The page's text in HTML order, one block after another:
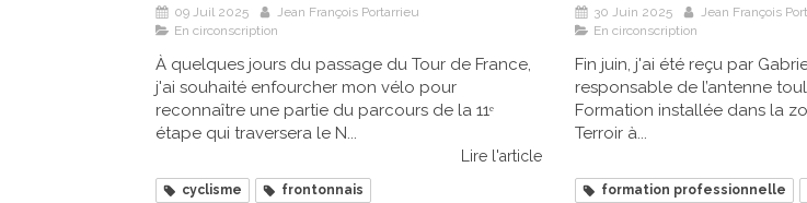
09 Juil 2025
Jean François Portarrieu
En circonscription
À quelques jours du passage du Tour de France,
j'ai souhaité enfourcher mon vélo pour
reconnaître une partie du parcours de la 11ᵉ
étape qui traversera le N...
Lire l'article
cyclisme
frontonnais
30 Juin 2025
Jean François
En circonscription
Fin juin, j'ai été reçu par
responsable de l’antenne
Formation installée dans la
Terroir à...
formation professionnelle